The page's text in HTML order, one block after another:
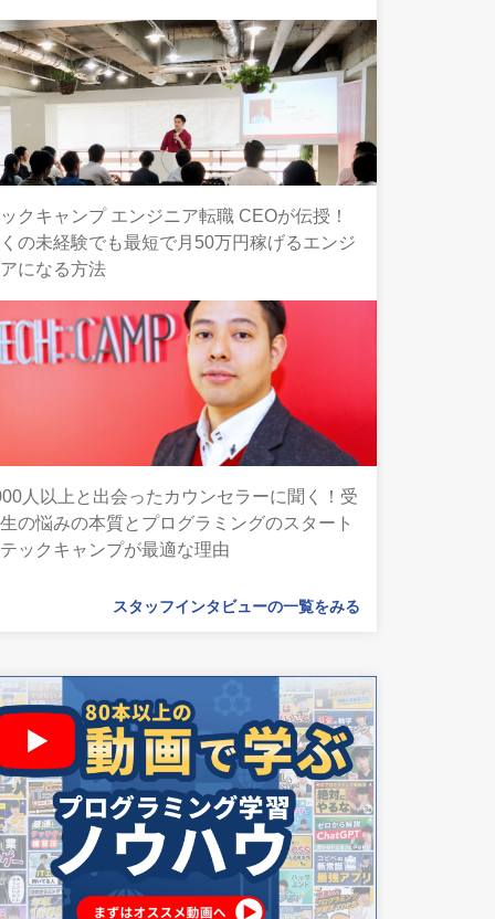
クキャンプ エンジニア転職 CEOが伝授！
の未経験でも最短で月50万円稼げるエンジ
になる方法
人以上と出会ったカウンセラーに聞く！受
の悩みの本質とプログラミングのスタート
ックキャンプが最適な理由
スタッフインタビューの一覧をみる